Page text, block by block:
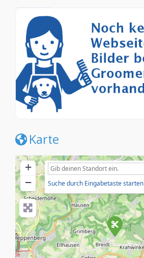
Karte
+
−
Suche durch Eingabetaste starten